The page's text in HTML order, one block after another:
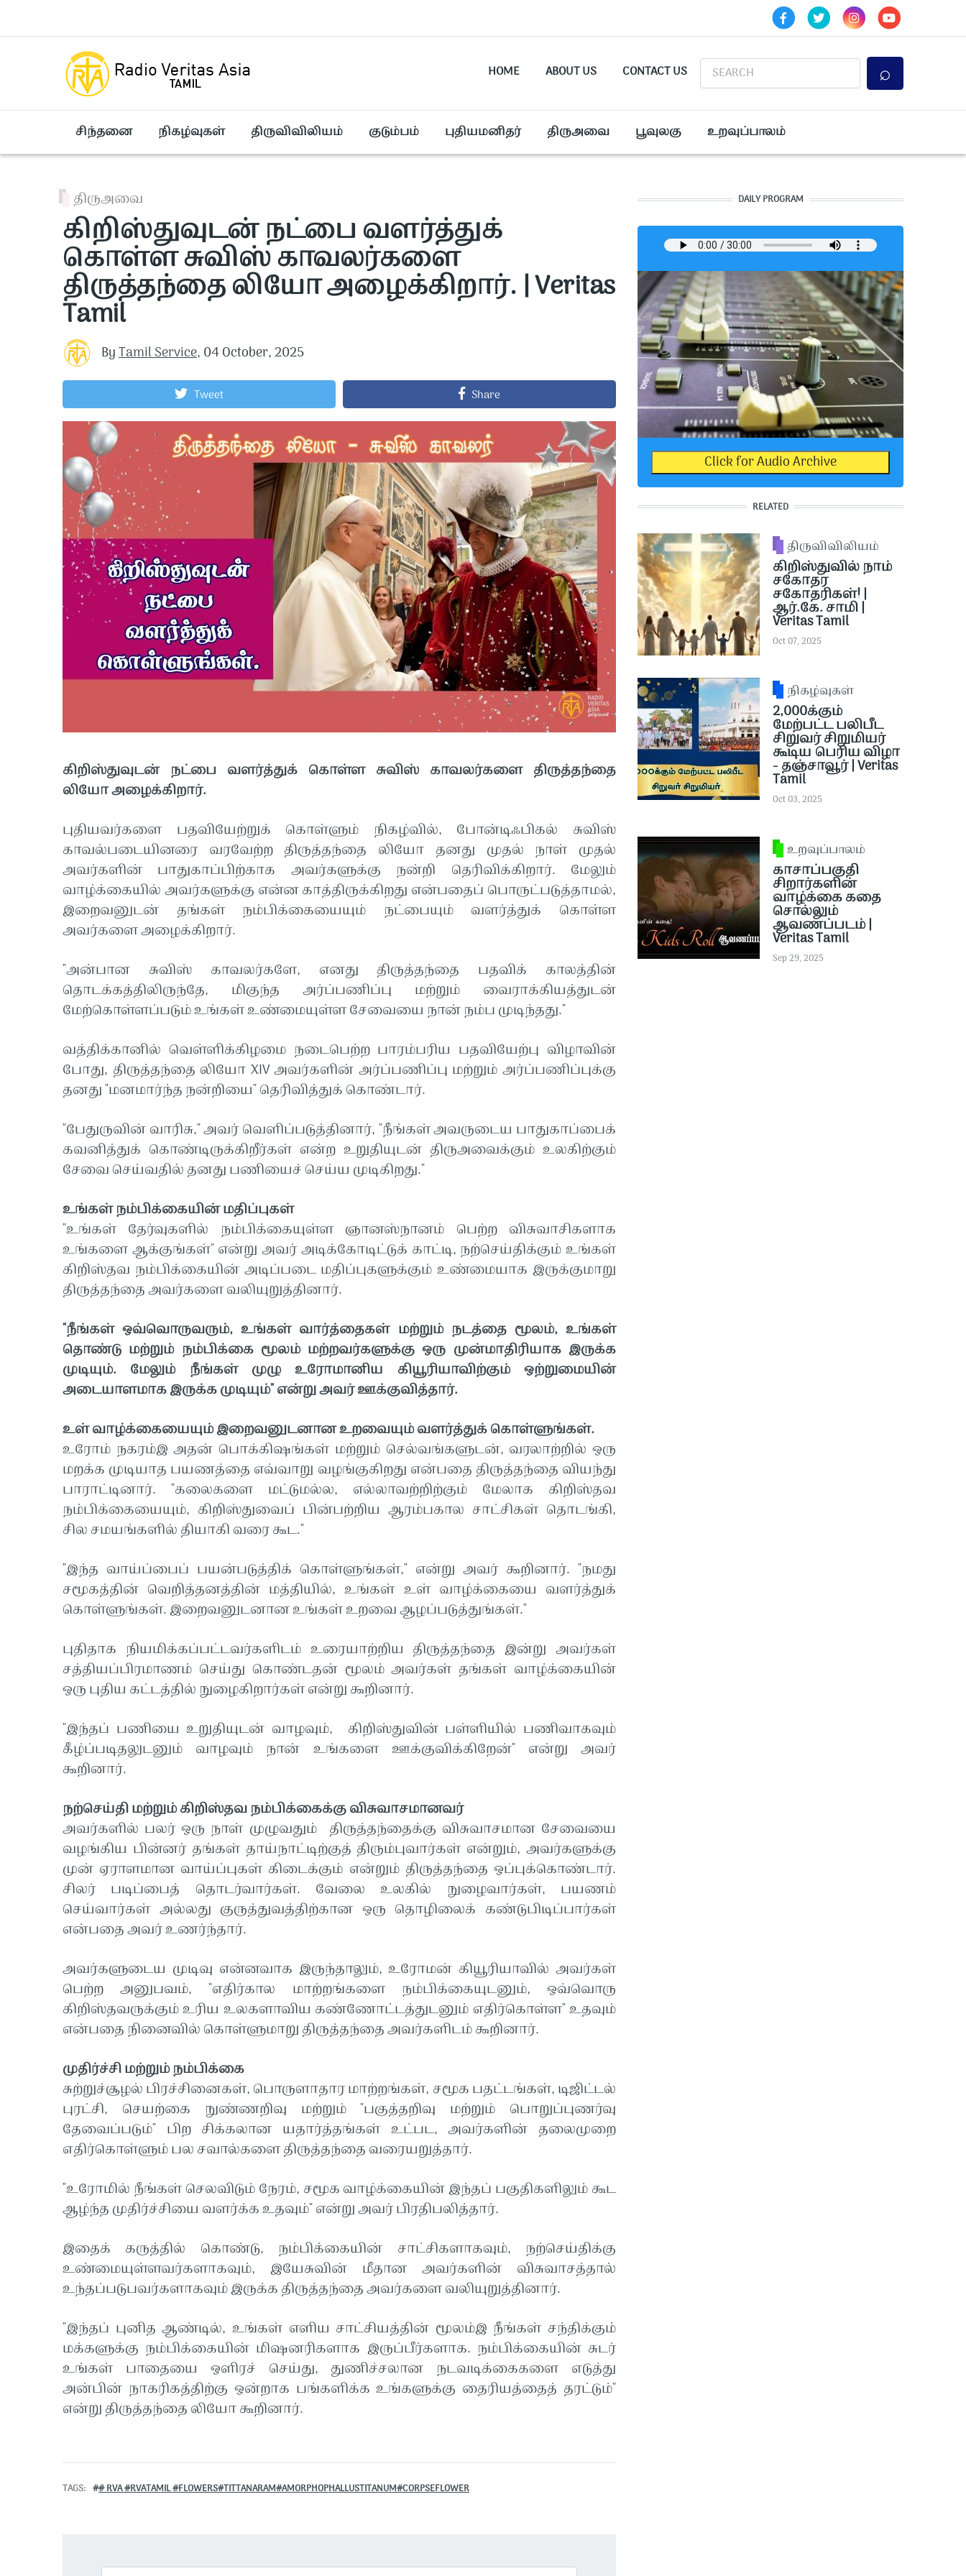
HOME ABOUT US CONTACT US Search
சிந்தனை நிகழ்வுகள் திருவிவிலியம் குடும்பம் புதியமனிதர் திருஅவை பூவுலகு உறவுப்பாலம்
திருஅவை
கிறிஸ்துவுடன் நட்பை வளர்த்துக்
கொள்ள சுவிஸ் காவலர்களை
திருத்தந்தை லியோ அழைக்கிறார். | Veritas
Tamil
ByTamil Service, 04 October, 2025
Tweet Share
கிறிஸ்துவுடன் நட்பை வளர்த்துக் கொள்ள சுவிஸ் காவலர்களை திருத்தந்தை
லியோ அழைக்கிறார்.
புதியவர்களை பதவியேற்றுக் கொள்ளும் நிகழ்வில், போன்டிஃபிகல் சுவிஸ்
காவல்படையினரை வரவேற்ற திருத்தந்தை லியோ தனது முதல் நாள் முதல்
அவர்களின் பாதுகாப்பிற்காக அவர்களுக்கு நன்றி தெரிவிக்கிறார். மேலும்
வாழ்க்கையில் அவர்களுக்கு என்ன காத்திருக்கிறது என்பதைப் பொருட்படுத்தாமல்,
இறைவனுடன் தங்கள் நம்பிக்கையையும் நட்பையும் வளர்த்துக் கொள்ள
அவர்களை அழைக்கிறார்.
"அன்பான சுவிஸ் காவலர்களே, எனது திருத்தந்தை பதவிக் காலத்தின்
தொடக்கத்திலிருந்தே, மிகுந்த அர்ப்பணிப்பு மற்றும் வைராக்கியத்துடன்
மேற்கொள்ளப்படும் உங்கள் உண்மையுள்ள சேவையை நான் நம்ப முடிந்தது."
வத்திக்கானில் வெள்ளிக்கிழமை நடைபெற்ற பாரம்பரிய பதவியேற்பு விழாவின்
போது, ​​திருத்தந்தை லியோ XIV அவர்களின் அர்ப்பணிப்பு மற்றும் அர்ப்பணிப்புக்கு
தனது "மனமார்ந்த நன்றியை" தெரிவித்துக் கொண்டார்.
"பேதுருவின் வாரிசு," அவர் வெளிப்படுத்தினார், "நீங்கள் அவருடைய பாதுகாப்பைக்
கவனித்துக் கொண்டிருக்கிறீர்கள் என்ற உறுதியுடன் திருஅவைக்கும் உலகிற்கும்
சேவை செய்வதில் தனது பணியைச் செய்ய முடிகிறது."
உங்கள் நம்பிக்கையின் மதிப்புகள்
"உங்கள் தேர்வுகளில் நம்பிக்கையுள்ள ஞானஸ்நானம் பெற்ற விசுவாசிகளாக
உங்களை ஆக்குங்கள்" என்று அவர் அடிக்கோடிட்டுக் காட்டி, நற்செய்திக்கும் உங்கள்
கிறிஸ்தவ நம்பிக்கையின் அடிப்படை மதிப்புகளுக்கும் உண்மையாக இருக்குமாறு
திருத்தந்தை அவர்களை வலியுறுத்தினார்.
"நீங்கள் ஒவ்வொருவரும், உங்கள் வார்த்தைகள் மற்றும் நடத்தை மூலம், உங்கள்
தொண்டு மற்றும் நம்பிக்கை மூலம் மற்றவர்களுக்கு ஒரு முன்மாதிரியாக இருக்க
முடியும். மேலும் நீங்கள் முழு உரோமானிய கியூரியாவிற்கும் ஒற்றுமையின்
அடையாளமாக இருக்க முடியும்" என்று அவர் ஊக்குவித்தார்.
உள் வாழ்க்கையையும் இறைவனுடனான உறவையும் வளர்த்துக் கொள்ளுங்கள்.
உரோம் நகரம்இ அதன் பொக்கிஷங்கள் மற்றும் செல்வங்களுடன், வரலாற்றில் ஒரு
மறக்க முடியாத பயணத்தை எவ்வாறு வழங்குகிறது என்பதை திருத்தந்தை வியந்து
பாராட்டினார். "கலைகளை மட்டுமல்ல, எல்லாவற்றிற்கும் மேலாக கிறிஸ்தவ
நம்பிக்கையையும், கிறிஸ்துவைப் பின்பற்றிய ஆரம்பகால சாட்சிகள் தொடங்கி,
சில சமயங்களில் தியாகி வரை கூட."
"இந்த வாய்ப்பைப் பயன்படுத்திக் கொள்ளுங்கள்," என்று அவர் கூறினார். "நமது
சமூகத்தின் வெறித்தனத்தின் மத்தியில், உங்கள் உள் வாழ்க்கையை வளர்த்துக்
கொள்ளுங்கள். இறைவனுடனான உங்கள் உறவை ஆழப்படுத்துங்கள்."
புதிதாக நியமிக்கப்பட்டவர்களிடம் உரையாற்றிய திருத்தந்தை இன்று அவர்கள்
சத்தியப்பிரமாணம் செய்து கொண்டதன் மூலம் அவர்கள் தங்கள் வாழ்க்கையின்
ஒரு புதிய கட்டத்தில் நுழைகிறார்கள் என்று கூறினார்.
"இந்தப் பணியை உறுதியுடன் வாழவும், கிறிஸ்துவின் பள்ளியில் பணிவாகவும்
கீழ்ப்படிதலுடனும் வாழவும் நான் உங்களை ஊக்குவிக்கிறேன்" என்று அவர்
கூறினார்.
நற்செய்தி மற்றும் கிறிஸ்தவ நம்பிக்கைக்கு விசுவாசமானவர்
அவர்களில் பலர் ஒரு நாள் முழுவதும் திருத்தந்தைக்கு விசுவாசமான சேவையை
வழங்கிய பின்னர் தங்கள் தாய்நாட்டிற்குத் திரும்புவார்கள் என்றும், அவர்களுக்கு
முன் ஏராளமான வாய்ப்புகள் கிடைக்கும் என்றும் திருத்தந்தை ஒப்புக்கொண்டார்.
சிலர் படிப்பைத் தொடர்வார்கள். வேலை உலகில் நுழைவார்கள், பயணம்
செய்வார்கள் அல்லது குருத்துவத்திற்கான ஒரு தொழிலைக் கண்டுபிடிப்பார்கள்
என்பதை அவர் உணர்ந்தார்.
அவர்களுடைய முடிவு என்னவாக இருந்தாலும், உரோமன் கியூரியாவில் அவர்கள்
பெற்ற அனுபவம், "எதிர்கால மாற்றங்களை நம்பிக்கையுடனும், ஒவ்வொரு
கிறிஸ்தவருக்கும் உரிய உலகளாவிய கண்ணோட்டத்துடனும் எதிர்கொள்ள" உதவும்
என்பதை நினைவில் கொள்ளுமாறு திருத்தந்தை அவர்களிடம் கூறினார்.
முதிர்ச்சி மற்றும் நம்பிக்கை
சுற்றுச்சூழல் பிரச்சினைகள், பொருளாதார மாற்றங்கள், சமூக பதட்டங்கள், டிஜிட்டல்
புரட்சி, செயற்கை நுண்ணறிவு மற்றும் "பகுத்தறிவு மற்றும் பொறுப்புணர்வு
தேவைப்படும்" பிற சிக்கலான யதார்த்தங்கள் உட்பட, அவர்களின் தலைமுறை
எதிர்கொள்ளும் பல சவால்களை திருத்தந்தை வரையறுத்தார்.
"உரோமில் நீங்கள் செலவிடும் நேரம், சமூக வாழ்க்கையின் இந்தப் பகுதிகளிலும் கூட
ஆழ்ந்த முதிர்ச்சியை வளர்க்க உதவும்" என்று அவர் பிரதிபலித்தார்.
இதைக் கருத்தில் கொண்டு, நம்பிக்கையின் சாட்சிகளாகவும், நற்செய்திக்கு
உண்மையுள்ளவர்களாகவும், இயேசுவின் மீதான அவர்களின் விசுவாசத்தால்
உந்தப்படுபவர்களாகவும் இருக்க திருத்தந்தை அவர்களை வலியுறுத்தினார்.
"இந்தப் புனித ஆண்டில், உங்கள் எளிய சாட்சியத்தின் மூலம்இ நீங்கள் சந்திக்கும்
மக்களுக்கு நம்பிக்கையின் மிஷனரிகளாக இருப்பீர்களாக. நம்பிக்கையின் சுடர்
உங்கள் பாதையை ஒளிரச் செய்து, துணிச்சலான நடவடிக்கைகளை எடுத்து
அன்பின் நாகரிகத்திற்கு ஒன்றாக பங்களிக்க உங்களுக்கு தைரியத்தைத் தரட்டும்"
என்று திருத்தந்தை லியோ கூறினார்.
TAGS # RVA #RVATAMIL #FLOWERS#TITTANARAM#AMORPHOPHALLUSTITANUM#CORPSEFLOWER
DAILY PROGRAM
Click for Audio Archive
RELATED
திருவிவிலியம்
கிறிஸ்துவில் நாம்
சகோதர
சகோதரிகள்! |
ஆர்.கே. சாமி |
Veritas Tamil
Oct 07, 2025
நிகழ்வுகள்
2,000க்கும்
மேற்பட்ட பலிபீட
சிறுவர் சிறுமியர்
கூடிய பெரிய விழா
- தஞ்சாவூர் | Veritas
Tamil
Oct 03, 2025
உறவுப்பாலம்
காசாப்பகுதி
சிறார்களின்
வாழ்க்கை கதை
சொல்லும்
ஆவணப்படம் |
Veritas Tamil
Sep 29, 2025